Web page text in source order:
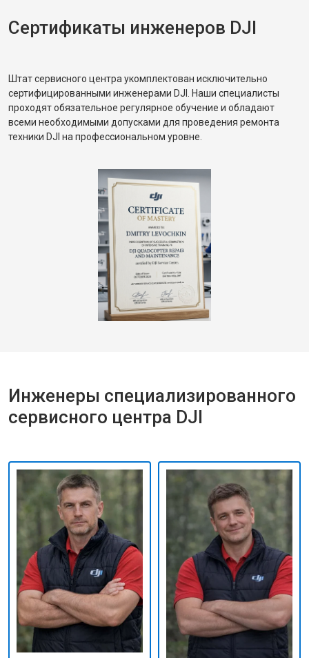
Сертификаты инженеров DJI
Штат сервисного центра укомплектован исключительно
сертифицированными инженерами DJI. Наши специалисты
проходят обязательное регулярное обучение и обладают
всеми необходимыми допусками для проведения ремонта
техники DJI на профессиональном уровне.
Инженеры специализированного
сервисного центра DJI